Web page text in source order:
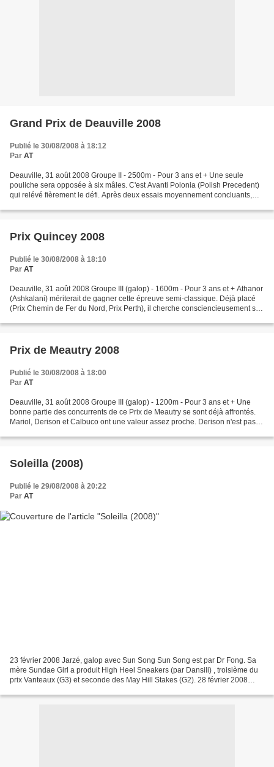
Grand Prix de Deauville 2008
Publié le 30/08/2008 à 18:12
Par AT
Deauville, 31 août 2008 Groupe II - 2500m - Pour 3 ans et + Une seule
pouliche sera opposée à six mâles. C'est Avanti Polonia (Polish Precedent)
qui relévé fièrement le défi. Après deux essais moyennement concluants,
Prix Quincey 2008
Publié le 30/08/2008 à 18:10
Par AT
Deauville, 31 août 2008 Groupe III (galop) - 1600m - Pour 3 ans et + Athanor
(Ashkalani) mériterait de gagner cette épreuve semi-classique. Déjà placé
(Prix Chemin de Fer du Nord, Prix Perth), il cherche consciencieusement sa
Prix de Meautry 2008
Publié le 30/08/2008 à 18:00
Par AT
Deauville, 31 août 2008 Groupe III (galop) - 1200m - Pour 3 ans et + Une
bonne partie des concurrents de ce Prix de Meautry se sont déjà affrontés.
Mariol, Derison et Calbuco ont une valeur assez proche. Derison n'est pas
Soleilla (2008)
Publié le 29/08/2008 à 20:22
Par AT
23 février 2008 Jarzé, galop avec Sun Song Sun Song est par Dr Fong. Sa
mère Sundae Girl a produit High Heel Sneakers (par Dansili) , troisième du
prix Vanteaux (G3) et seconde des May Hill Stakes (G2). 28 février 2008